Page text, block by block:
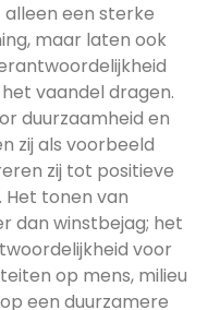
een sterke
maar laten ook
vaandel dragen.
duurzaamheid en
zij als voorbeeld
zij tot positieve
Het tonen van
dan winstbejag; het
voor
op mens, milieu
een duurzamere